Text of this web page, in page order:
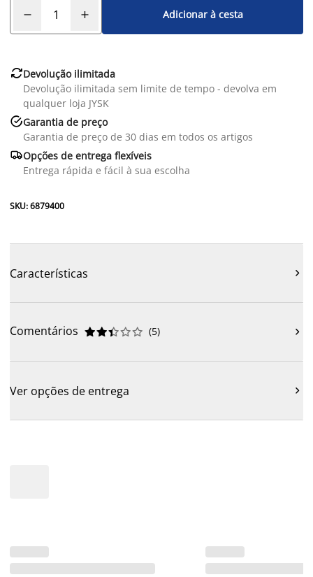
Adicionar à cesta
Devolução ilimitada
Devolução ilimitada sem limite de tempo - devolva em
qualquer loja JYSK
Garantia de preço
Garantia de preço de 30 dias em todos os artigos
Opções de entrega flexíveis
Entrega rápida e fácil à sua escolha
SKU: 6879400
Características 
Comentários 




 (5) 
Ver opções de entrega 